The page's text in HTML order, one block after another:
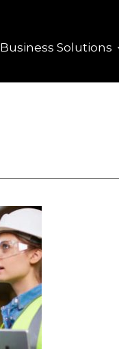
Business Solutions